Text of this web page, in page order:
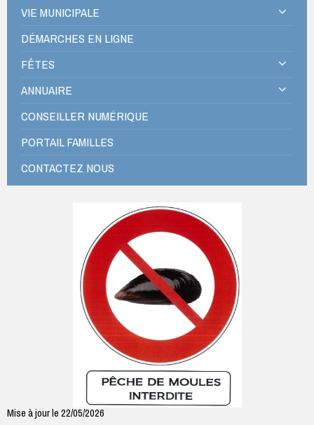
VIE MUNICIPALE
DÉMARCHES EN LIGNE
FÊTES
ANNUAIRE
CONSEILLER NUMÉRIQUE
PORTAIL FAMILLES
CONTACTEZ NOUS
Mise à jour le 22/05/2026